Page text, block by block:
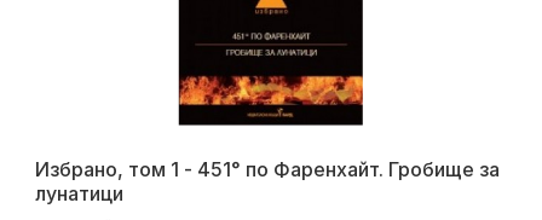
Избрано, том 1 - 451° по Фаренхайт. Гробище за
лунатици